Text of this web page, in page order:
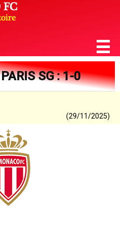
SG : 1-0
(29/11/2025)